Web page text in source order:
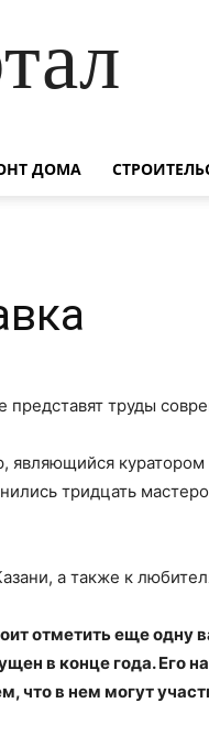
ДОМА
представят труды
куратором
тридцать
а также к
отметить еще одну
в конце года. Его
что в нем могут